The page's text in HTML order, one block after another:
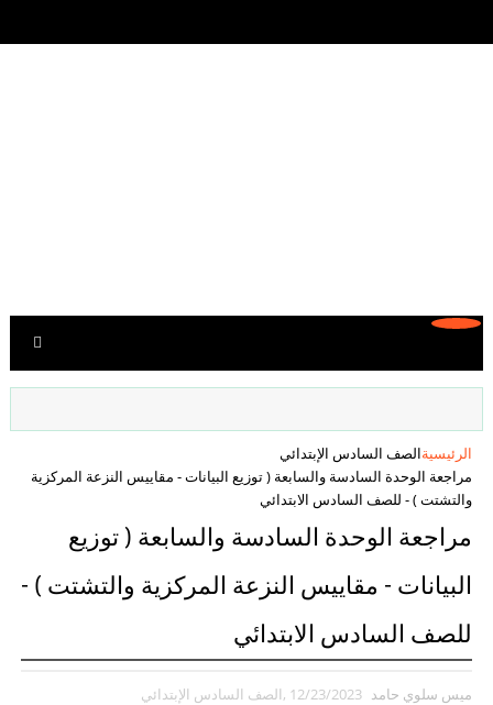
الرئيسيةالصف السادس الإبتدائي
مراجعة الوحدة السادسة والسابعة ( توزيع البيانات - مقاييس النزعة المركزية
والتشتت ) - للصف السادس الابتدائي
مراجعة الوحدة السادسة والسابعة ( توزيع
البيانات - مقاييس النزعة المركزية والتشتت ) -
للصف السادس الابتدائي
ميس سلوي حامد 12/23/2023 ,الصف السادس الإبتدائي